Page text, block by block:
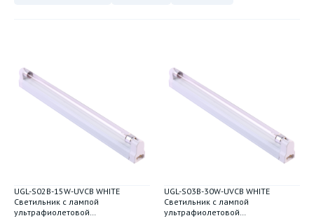
UGL-S02B-15W-UVCB WHITE
Светильник с лампой
ультрафиолетовой
UGL-S03B-30W-UVCB WHITE
Светильник с лампой
ультрафиолетовой